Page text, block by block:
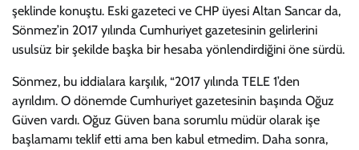
şeklinde konuştu. Eski gazeteci ve CHP üyesi Altan Sancar da,
Sönmez’in 2017 yılında Cumhuriyet gazetesinin gelirlerini
usulsüz bir şekilde başka bir hesaba yönlendirdiğini öne sürdü.
Sönmez, bu iddialara karşılık, “2017 yılında TELE 1’den
ayrıldım. O dönemde Cumhuriyet gazetesinin başında Oğuz
Güven vardı. Oğuz Güven bana sorumlu müdür olarak işe
başlamamı teklif etti ama ben kabul etmedim. Daha sonra,